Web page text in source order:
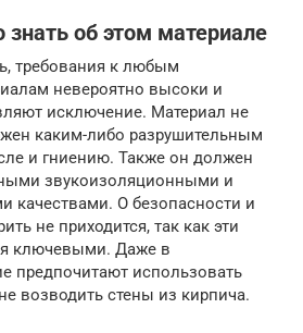
об этом материале
требования к любым
невероятно высоки и
исключение. Материал не
каким-либо разрушительным
и гниению. Также он должен
звукоизоляционными и
качествами. О безопасности и
не приходится, так как эти
ключевыми. Даже в
предпочитают использовать
возводить стены из кирпича.